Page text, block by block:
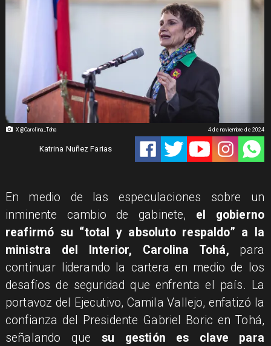
X @Carolina_Toha
Katrina Nuñez Farias
4 de noviembre de 2024
En medio de las especulaciones sobre un
inminente cambio de gabinete, el gobierno
reafirmó su “total y absoluto respaldo” a la
ministra del Interior, Carolina Tohá, para
continuar liderando la cartera en medio de los
desafíos de seguridad que enfrenta el país. La
portavoz del Ejecutivo, Camila Vallejo, enfatizó la
confianza del Presidente Gabriel Boric en Tohá,
señalando que su gestión es clave para